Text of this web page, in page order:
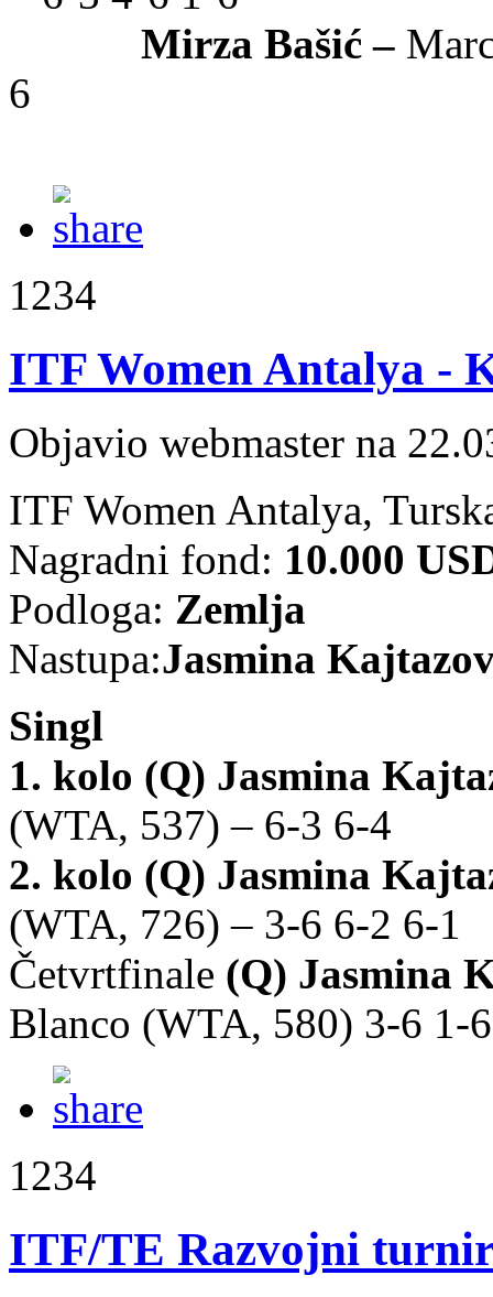
Mirza Bašić –
6
1234
ITF Women Antalya -
Objavio webmaster na
ITF Women Antalya,
Nagradni fond: 10.000
Podloga: Zemlja
Nastupa:Jasmina
Singl
1. kolo (Q) Jasmina
(WTA, 537) – 6-3 6-4
2. kolo (Q) Jasmina
(WTA, 726) – 3-6 6-2 6-1
Četvrtfinale (Q) Jasmina
Blanco (WTA, 580) 3-6 1-6
1234
ITF/TE Razvojni